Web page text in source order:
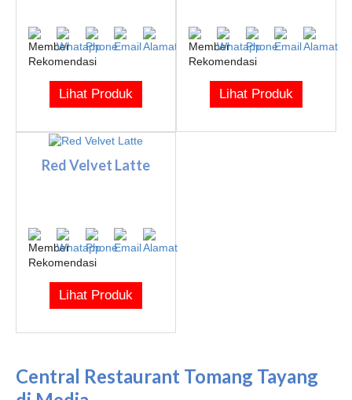
Lihat Produk Lihat Produk
Red Velvet Latte
Lihat Produk
Central Restaurant Tomang Tayang